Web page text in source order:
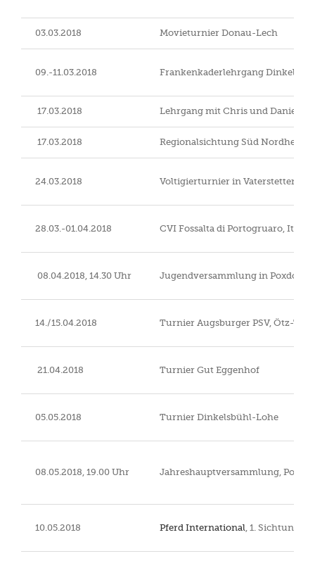
03.03.2018 Movieturnier Donau-Lech
09.-11.03.2018 Frankenkaderlehrgang
17.03.2018 Lehrgang mit Chris und Daniel
17.03.2018 Regionalsichtung Süd Nordheim
24.03.2018 Voltigierturnier in Vaterstetten/
28.03.-01.04.2018 CVI Fossalta di Portogruaro, Italien
08.04.2018, 14.30 Uhr Jugendversammlung in Poxdorf
14./15.04.2018 Turnier Augsburger PSV, Ötz-
21.04.2018 Turnier Gut Eggenhof
05.05.2018 Turnier Dinkelsbühl-Lohe
08.05.2018, 19.00 Uhr Jahreshauptversammlung,
10.05.2018 Pferd International, 1. Sichtung